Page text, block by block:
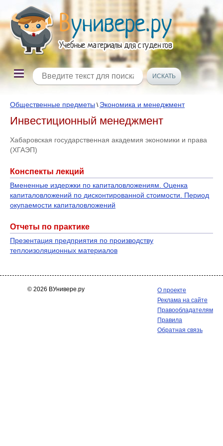
Общественные предметы \ Экономика и менеджмент
Инвестиционный менеджмент
Хабаровская государственная академия экономики и права
(ХГАЭП)
Конспекты лекций
Вмененные издержки по капиталовложениям. Оценка
капиталовложений по дисконтированной стоимости. Период
окупаемости капиталовложений
Отчеты по практике
Презентация предприятия по производству
теплоизоляционных материалов
© 2026 ВУнивере.ру
О проекте
Реклама на сайте
Правообладателям
Правила
Обратная связь